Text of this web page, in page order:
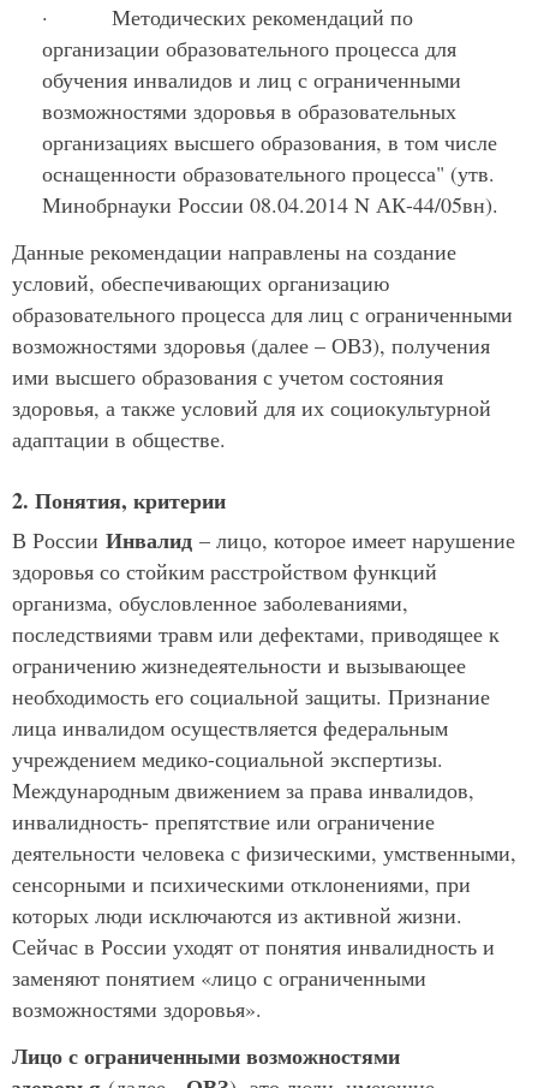
· Методических рекомендаций по
организации образовательного процесса для
обучения инвалидов и лиц с ограниченными
возможностями здоровья в образовательных
организациях высшего образования, в том числе
оснащенности образовательного процесса" (утв.
Минобрнауки России 08.04.2014 N АК-44/05вн).
Данные рекомендации направлены на создание
условий, обеспечивающих организацию
образовательного процесса для лиц с ограниченными
возможностями здоровья (далее – ОВЗ), получения
ими высшего образования с учетом состояния
здоровья, а также условий для их социокультурной
адаптации в обществе.
2. Понятия, критерии
В России Инвалид – лицо, которое имеет нарушение
здоровья со стойким расстройством функций
организма, обусловленное заболеваниями,
последствиями травм или дефектами, приводящее к
ограничению жизнедеятельности и вызывающее
необходимость его социальной защиты. Признание
лица инвалидом осуществляется федеральным
учреждением медико-социальной экспертизы.
Международным движением за права инвалидов,
инвалидность- препятствие или ограничение
деятельности человека с физическими, умственными,
сенсорными и психическими отклонениями, при
которых люди исключаются из активной жизни.
Сейчас в России уходят от понятия инвалидность и
заменяют понятием «лицо с ограниченными
возможностями здоровья».
Лицо с ограниченными возможностями